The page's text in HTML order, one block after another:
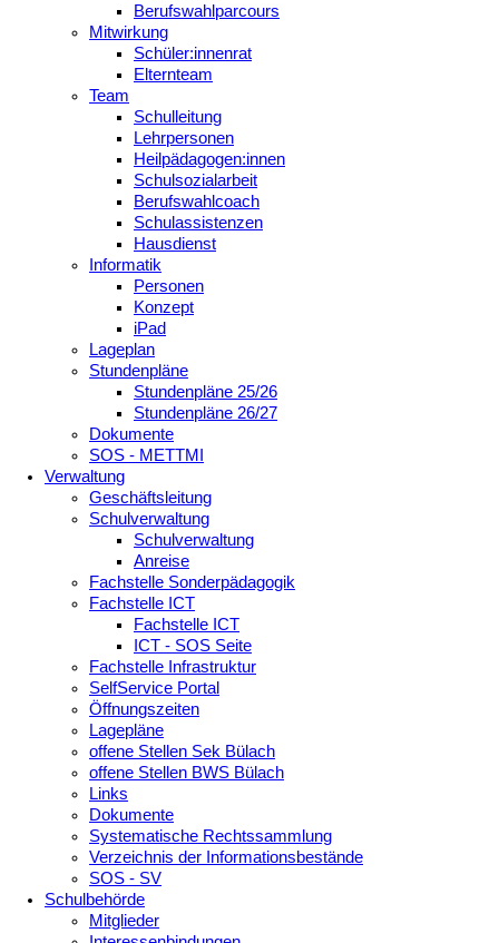
Berufswahlparcours
Mitwirkung
Schüler:innenrat
Elternteam
Team
Schulleitung
Lehrpersonen
Heilpädagogen:innen
Schulsozialarbeit
Berufswahlcoach
Schulassistenzen
Hausdienst
Informatik
Personen
Konzept
iPad
Lageplan
Stundenpläne
Stundenpläne 25/26
Stundenpläne 26/27
Dokumente
SOS - METTMI
Verwaltung
Geschäftsleitung
Schulverwaltung
Schulverwaltung
Anreise
Fachstelle Sonderpädagogik
Fachstelle ICT
Fachstelle ICT
ICT - SOS Seite
Fachstelle Infrastruktur
SelfService Portal
Öffnungszeiten
Lagepläne
offene Stellen Sek Bülach
offene Stellen BWS Bülach
Links
Dokumente
Systematische Rechtssammlung
Verzeichnis der Informationsbestände
SOS - SV
Schulbehörde
Mitglieder